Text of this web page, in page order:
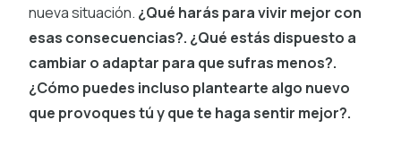
nueva situación. ¿Qué harás para vivir mejor con
esas consecuencias?. ¿Qué estás dispuesto a
cambiar o adaptar para que sufras menos?.
¿Cómo puedes incluso plantearte algo nuevo
que provoques tú y que te haga sentir mejor?.